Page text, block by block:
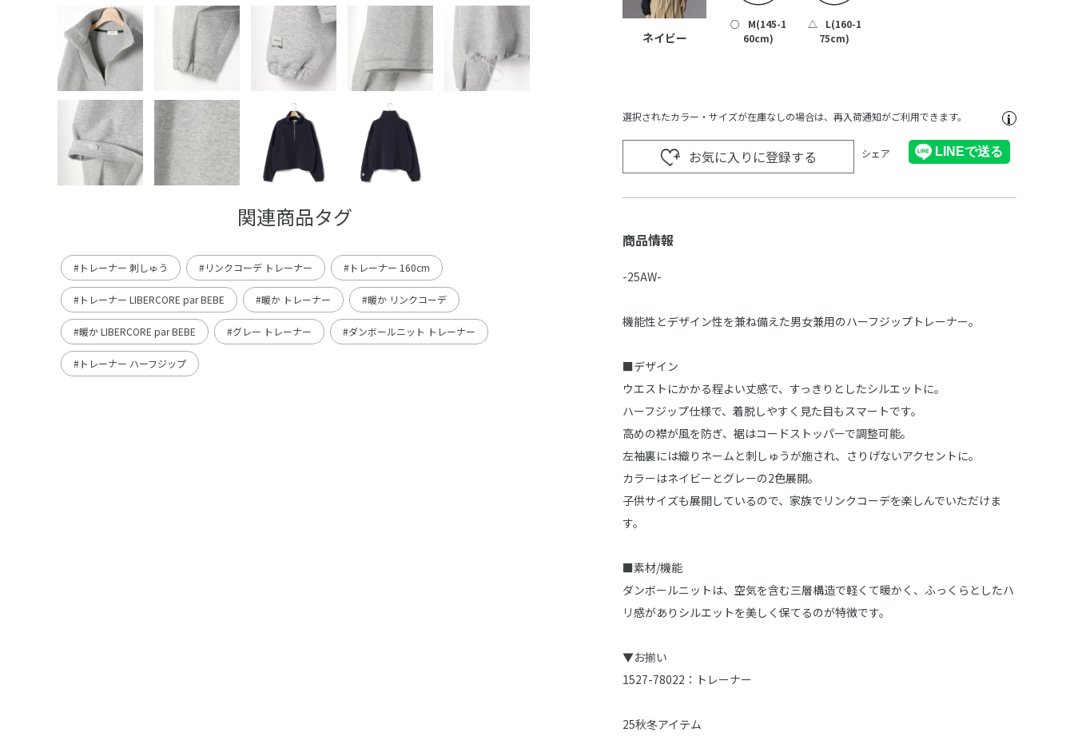
関連商品タグ
#トレーナー 刺しゅう #リンクコーデ トレーナー #トレーナー 160cm
#トレーナー LIBERCORE par BEBE #暖か トレーナー #暖か リンクコーデ
#暖か LIBERCORE par BEBE #グレー トレーナー #ダンボールニット トレーナー
#トレーナー ハーフジップ
ネイビー
○
M(145-1
60cm)
△
L(160-1
75cm)
選択されたカラー・サイズが在庫なしの場合は、再入荷通知がご利用できます。
お気に入りに登録する シェア
商品情報
-25AW-
機能性とデザイン性を兼ね備えた男女兼用のハーフジップトレーナー。
■デザイン
ウエストにかかる程よい丈感で、すっきりとしたシルエットに。
ハーフジップ仕様で、着脱しやすく見た目もスマートです。
高めの襟が風を防ぎ、裾はコードストッパーで調整可能。
左袖裏には織りネームと刺しゅうが施され、さりげないアクセントに。
カラーはネイビーとグレーの2色展開。
子供サイズも展開しているので、家族でリンクコーデを楽しんでいただけま
す。
■素材/機能
ダンボールニットは、空気を含む三層構造で軽くて暖かく、ふっくらとしたハ
リ感がありシルエットを美しく保てるのが特徴です。
▼お揃い
1527-78022：トレーナー
25秋冬アイテム